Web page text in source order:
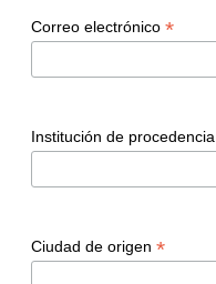
Correo electrónico *
Institución de procedencia
Ciudad de origen *